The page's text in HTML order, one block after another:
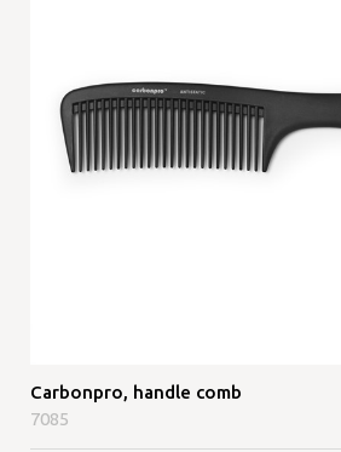
Carbonpro, handle comb
7085